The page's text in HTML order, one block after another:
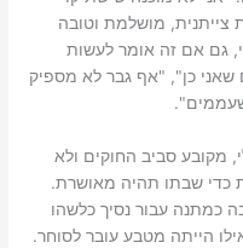
צייתנית, מושלמת וטובה
גם אם זה אומר לעשות
שאני כן", "אף גבר לא מספיק
מקובע סביב החוקים ולא
כדי שבתו תהיה מאושרת.
כמתנה עבור נסיך כלשהו
הייתה מטבע עובר לסוחר.